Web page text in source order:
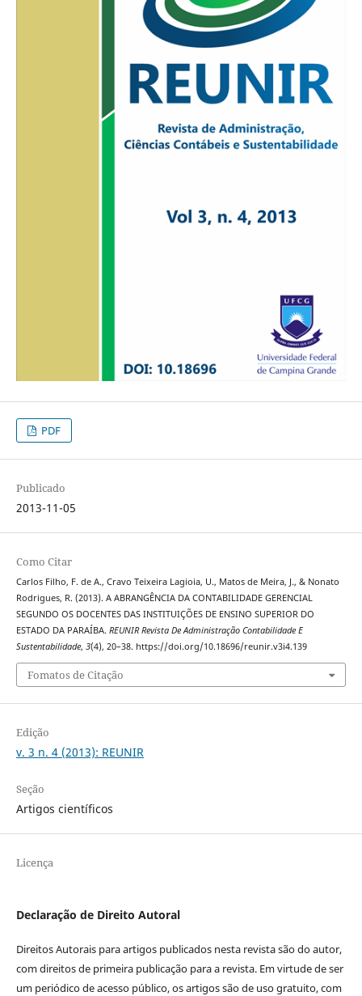
PDF
Publicado
2013-11-05
Como Citar
Carlos Filho, F. de A., Cravo Teixeira Lagioia, U., Matos de Meira, J., & Nonato
Rodrigues, R. (2013). A ABRANGÊNCIA DA CONTABILIDADE GERENCIAL
SEGUNDO OS DOCENTES DAS INSTITUIÇÕES DE ENSINO SUPERIOR DO
ESTADO DA PARAÍBA. REUNIR Revista De Administração Contabilidade E
Sustentabilidade, 3(4), 20–38. https://doi.org/10.18696/reunir.v3i4.139
Fomatos de Citação
Edição
v. 3 n. 4 (2013): REUNIR
Seção
Artigos científicos
Licença
Declaração de Direito Autoral
Direitos Autorais para artigos publicados nesta revista são do autor,
com direitos de primeira publicação para a revista. Em virtude de ser
um periódico de acesso público, os artigos são de uso gratuito, com